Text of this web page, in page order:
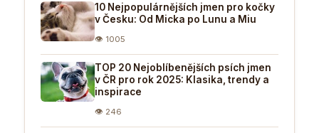
10 Nejpopulárnějších jmen pro kočky
v Česku: Od Micka po Lunu a Miu
👁 1005
TOP 20 Nejoblíbenějších psích jmen
v ČR pro rok 2025: Klasika, trendy a
inspirace
👁 246